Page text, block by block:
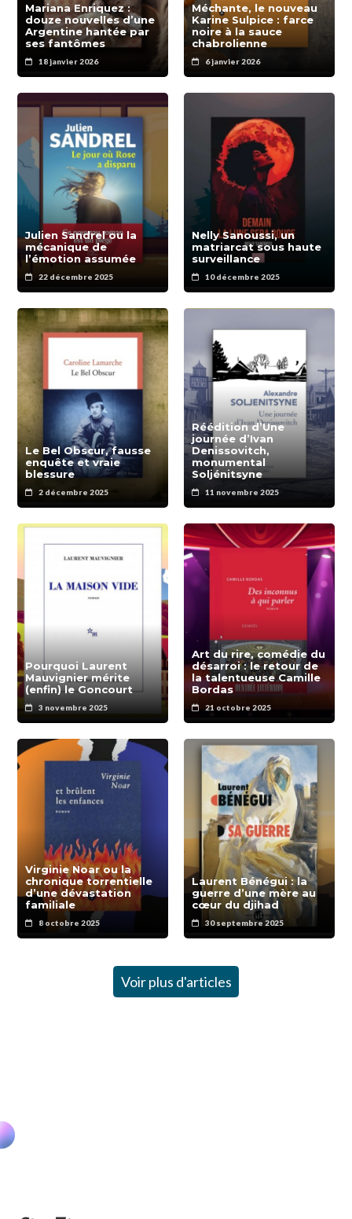
Mariana Enriquez :
douze nouvelles d’une
Argentine hantée par
ses fantômes
18 janvier 2026
Méchante, le nouveau
Karine Sulpice : farce
noire à la sauce
chabrolienne
6 janvier 2026
Julien Sandrel ou la
mécanique de
l’émotion assumée
22 décembre 2025
Nelly Sanoussi, un
matriarcat sous haute
surveillance
10 décembre 2025
Le Bel Obscur, fausse
enquête et vraie
blessure
2 décembre 2025
Réédition d’Une
journée d’Ivan
Denissovitch,
monumental
Soljénitsyne
11 novembre 2025
Pourquoi Laurent
Mauvignier mérite
(enfin) le Goncourt
3 novembre 2025
Art du rire, comédie du
désarroi : le retour de
la talentueuse Camille
Bordas
21 octobre 2025
Virginie Noar ou la
chronique torrentielle
d’une dévastation
familiale
8 octobre 2025
Laurent Bénégui : la
guerre d’une mère au
cœur du djihad
30 septembre 2025
Voir plus d'articles